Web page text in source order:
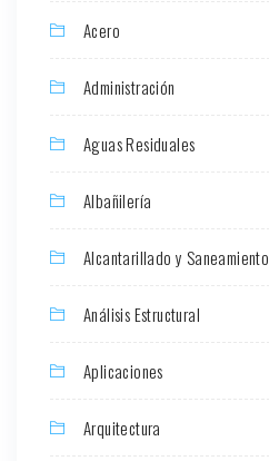
Acero
Administración
Aguas Residuales
Albañilería
Alcantarillado y Saneamiento
Análisis Estructural
Aplicaciones
Arquitectura